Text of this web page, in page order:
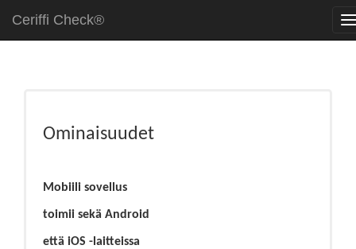
Ceriffi Check®
Ominaisuudet
Mobiili sovellus
toimii sekä Android
että iOS -laitteissa